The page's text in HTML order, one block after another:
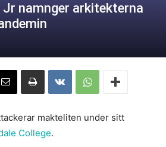
Jr namnger arkitekterna
makteliten under sitt
College.